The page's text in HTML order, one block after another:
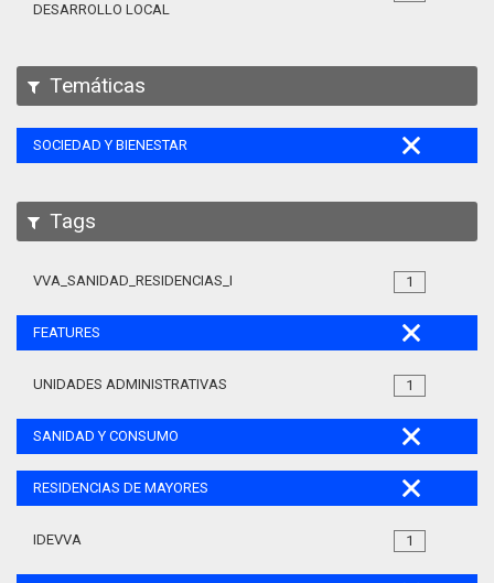
DESARROLLO LOCAL
Temáticas
SOCIEDAD Y BIENESTAR
Tags
1
VVA_SANIDAD_RESIDENCIAS_MAYORES_105
FEATURES
1
UNIDADES ADMINISTRATIVAS
SANIDAD Y CONSUMO
RESIDENCIAS DE MAYORES
1
IDEVVA